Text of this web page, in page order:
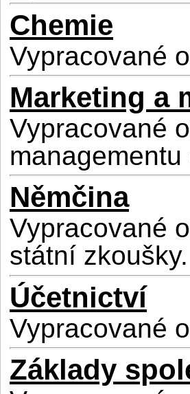
Chemie
Vypracované
Marketing a
Vypracované
Němčina
Vypracované
státní zkoušky.
Účetnictví
Vypracované
Základy